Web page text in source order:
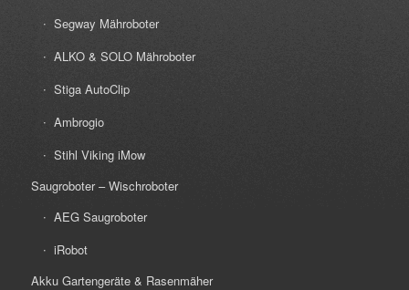
Segway Mähroboter
ALKO & SOLO Mähroboter
Stiga AutoClip
Ambrogio
Stihl Viking iMow
Saugroboter – Wischroboter
AEG Saugroboter
iRobot
Akku Gartengeräte & Rasenmäher